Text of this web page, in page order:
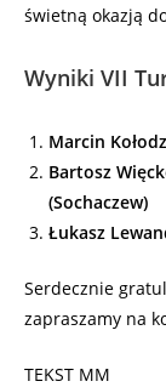
świetną okazją
Wyniki VII
Marcin
Bartosz
(Sochaczew)
Łukasz
Serdecznie
zapraszamy na
TEKST MM